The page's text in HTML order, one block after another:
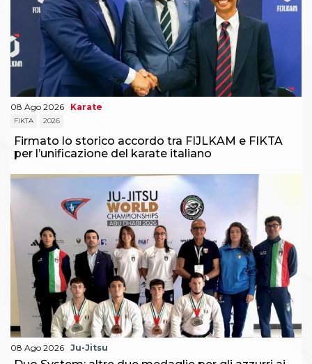
08 Ago 2026 Karate
FIKTA 2026
Firmato lo storico accordo tra FIJLKAM e FIKTA
per l’unificazione del karate italiano
08 Ago 2026 Ju-Jitsu